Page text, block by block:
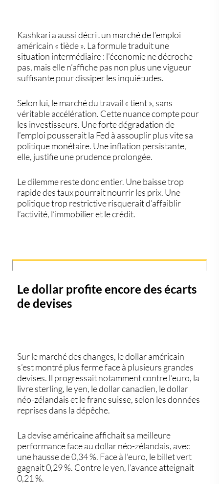
Kashkari a aussi décrit un marché de l’emploi
américain « tiède ». La formule traduit une
situation intermédiaire : l’économie ne décroche
pas, mais elle n’affiche pas non plus une vigueur
suffisante pour dissiper les inquiétudes.
Selon lui, le marché du travail « tient », sans
véritable accélération. Cette nuance compte pour
les investisseurs. Une forte dégradation de
l’emploi pousserait la Fed à assouplir plus vite sa
politique monétaire. Une inflation persistante,
elle, justifie une prudence prolongée.
Le dilemme reste donc entier. Une baisse trop
rapide des taux pourrait nourrir les prix. Une
politique trop restrictive risquerait d’affaiblir
l’activité, l’immobilier et le crédit.
Le dollar profite encore des écarts
de devises
Sur le marché des changes, ledollar américain
s’est montré plus ferme face à plusieurs grandes
devises. Il progressait notamment contre l’euro, la
livre sterling, le yen, le dollar canadien, le dollar
néo-zélandais et le franc suisse, selon les données
reprises dans la dépêche.
La devise américaine affichait sa meilleure
performance face audollar néo-zélandais, avec
une hausse de 0,34 %. Face à l’euro, le billet vert
gagnait 0,29 %. Contre le yen, l’avance atteignait
0,21 %.